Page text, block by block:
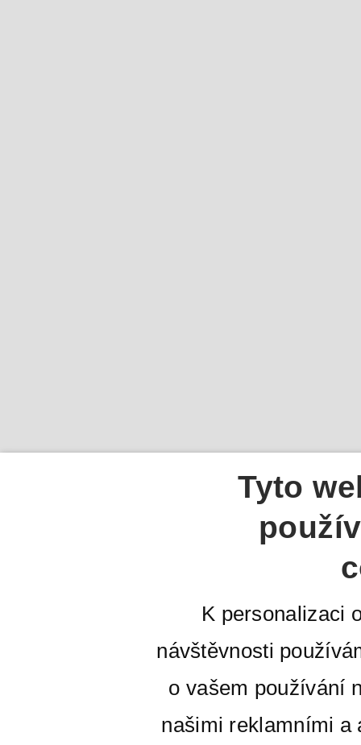
Tyto
K personalizaci
návštěvnosti
o vašem používání
našimi reklamními a